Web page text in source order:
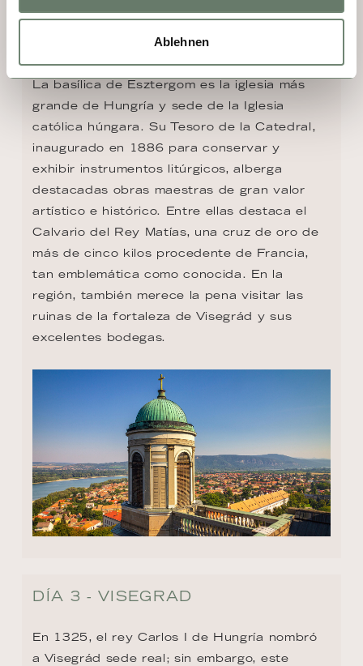
Ablehnen
DÍA 3 - ESZTERGOM
La basílica de Esztergom es la iglesia más
grande de Hungría y sede de la Iglesia
católica húngara. Su Tesoro de la Catedral,
inaugurado en 1886 para conservar y
exhibir instrumentos litúrgicos, alberga
destacadas obras maestras de gran valor
artístico e histórico. Entre ellas destaca el
Calvario del Rey Matías, una cruz de oro de
más de cinco kilos procedente de Francia,
tan emblemática como conocida. En la
región, también merece la pena visitar las
ruinas de la fortaleza de Visegrád y sus
excelentes bodegas.
DÍA 3 - VISEGRAD
En 1325, el rey Carlos I de Hungría nombró
a Visegrád sede real; sin embargo, este